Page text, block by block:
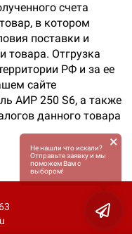
счета
в котором
поставки и
товара. Отгрузка
РФ и за ее
сайте
АИР 250 S6, а также
данного товара
Не нашли что искали?
Отправьте заявку и мы
поможем Вам с
выбором!
×